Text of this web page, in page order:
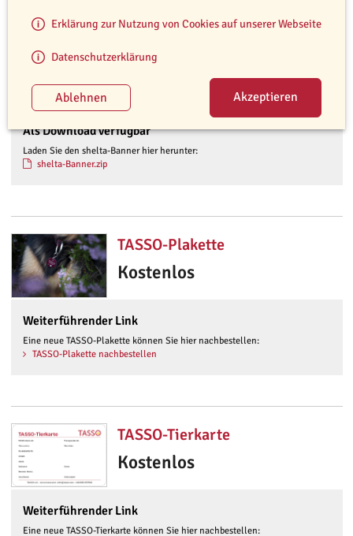
Bestelloptionen
shelta-Banner
Kostenlos
Als Download verfügbar
Laden Sie den shelta-Banner hier herunter:
shelta-Banner.zip
TASSO-Plakette
Kostenlos
Weiterführender Link
Eine neue TASSO-Plakette können Sie hier nachbestellen:
TASSO-Plakette nachbestellen
TASSO-Tierkarte
Kostenlos
Weiterführender Link
Eine neue TASSO-Tierkarte können Sie hier nachbestellen:
Erklärung zur Nutzung von Cookies auf unserer Webseite
Datenschutzerklärung